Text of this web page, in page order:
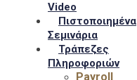
Video
Πιστοποιημένα
Σεμινάρια
Τράπεζες
Πληροφοριών
Payroll